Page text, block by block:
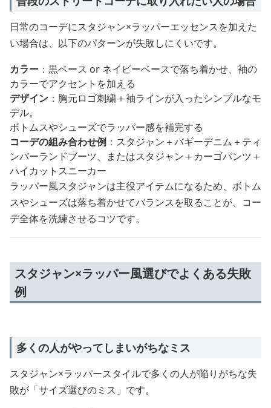
日常のコーデにスタジャン×ラッパーエッセンスを加えた
い場合は、以下のパターンが失敗しにくいです。
カラー ：黒ベース or ネイビーベースで落ち着かせ、袖の
カラーでアクセントを加える
デザイン ：胸元ロゴ刺繍＋袖ラインが入ったシンプルなモ
デル。
ボトムスやシューズでラッパー感を補完する
コーデの組み合わせ例 ：スタジャン＋バギーデニム＋ティ
ンバーランドブーツ、またはスタジャン＋カーゴパンツ＋
ハイカットスニーカー
ラッパー風スタジャンは主役アイテムになるため、ボトム
スやシューズは落ち着かせてバランスを取ることが、コー
デ全体を洗練させるコツです。
スタジャン×ラッパー風選びでよくある失敗
例
多くの人がやってしまいがちなミス
スタジャン×ラッパースタイルで多くの人が陥りがちな失
敗が「サイズ選びのミス」です。